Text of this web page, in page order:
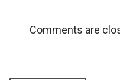
Comments are